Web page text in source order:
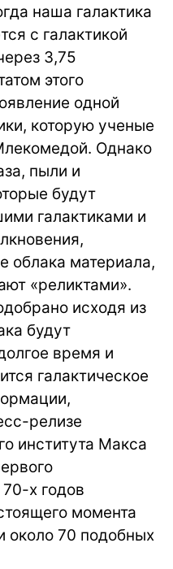
наша галактика
с галактикой
3,75
этого
одной
которую ученые
Однако
пыли и
будут
галактиками и
облака материала,
«реликтами».
исходя из
будут
время и
галактическое
релизе
института Макса
х годов
момента
около 70 подобных